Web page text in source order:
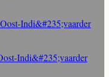
Indi&#235;vaarder
Indi&#235;vaarder